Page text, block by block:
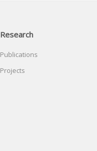
Research
Publications
Projects